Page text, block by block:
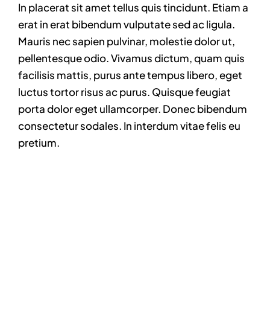
In placerat sit amet tellus quis tincidunt. Etiam a
erat in erat bibendum vulputate sed ac ligula.
Mauris nec sapien pulvinar, molestie dolor ut,
pellentesque odio. Vivamus dictum, quam quis
facilisis mattis, purus ante tempus libero, eget
luctus tortor risus ac purus. Quisque feugiat
porta dolor eget ullamcorper. Donec bibendum
consectetur sodales. In interdum vitae felis eu
pretium.